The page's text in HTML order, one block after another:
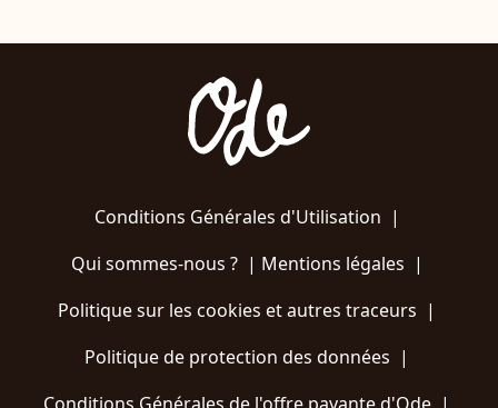
Conditions Générales d'Utilisation |
Qui sommes-nous ?| Mentions légales |
Politique sur les cookies et autres traceurs |
Politique de protection des données |